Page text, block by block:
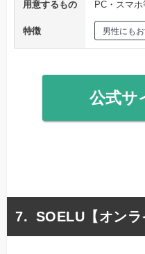
用意するもの PC・スマ
特徴 男性にも
公式サ
SOELU【オンラ